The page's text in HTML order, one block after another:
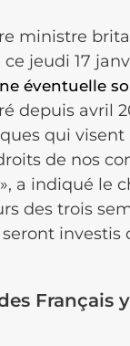
ministre
jeudi 17
éventuelle
depuis avril
qui visent
de nos
a indiqué le
des trois
investis
Français